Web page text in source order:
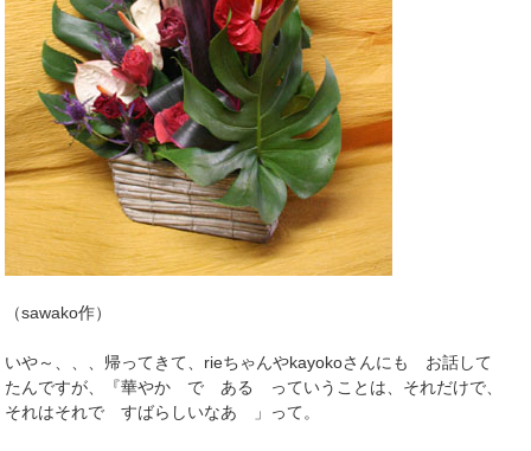
（sawako作）
いや～、、、帰ってきて、rieちゃんやkayokoさんにも お話して
たんですが、『華やか で ある っていうことは、それだけで、
それはそれで すばらしいなあ 」って。